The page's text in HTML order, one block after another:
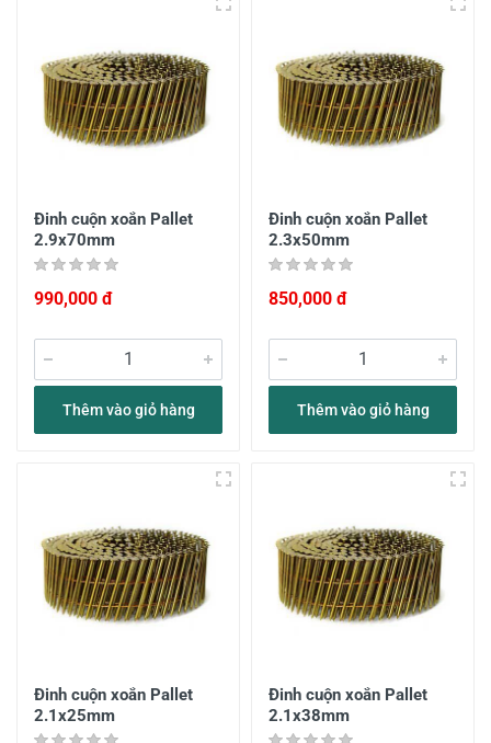
Đinh cuộn xoắn Pallet
2.9x70mm
990,000 đ
Thêm vào giỏ hàng
Đinh cuộn xoắn Pallet
2.3x50mm
850,000 đ
Thêm vào giỏ hàng
Đinh cuộn xoắn Pallet
2.1x25mm
Đinh cuộn xoắn Pallet
2.1x38mm